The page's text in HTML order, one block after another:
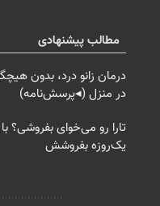
مطالب پیشنهادی
درمان زانو درد، بدون
در منزل (◂پرسش‌نامه)
یک‌روزه بفروشش